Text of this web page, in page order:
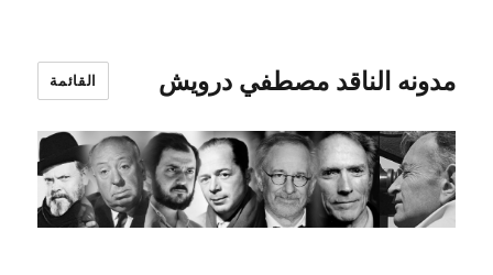
مدونه الناقد مصطفي درويش القائمة